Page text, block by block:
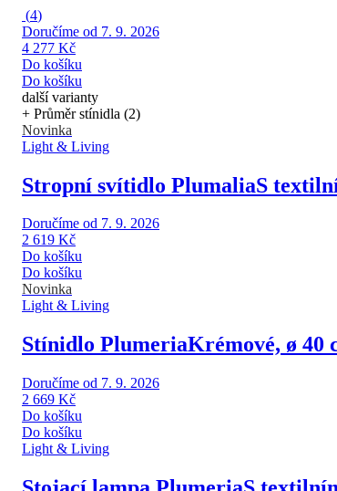
(4)
Doručíme od 7. 9. 2026
4 277 Kč
Do košíku
Do košíku
další varianty
+ Průměr stínidla (2)
Novinka
Light & Living
Stropní svítidlo PlumaliaS
Doručíme od 7. 9. 2026
2 619 Kč
Do košíku
Do košíku
Novinka
Light & Living
Stínidlo PlumeriaKrémové, ø 40
Doručíme od 7. 9. 2026
2 669 Kč
Do košíku
Do košíku
Light & Living